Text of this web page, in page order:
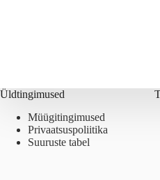
Üldtingimused
Müügitingimused
Privaatsuspoliitika
Suuruste tabel